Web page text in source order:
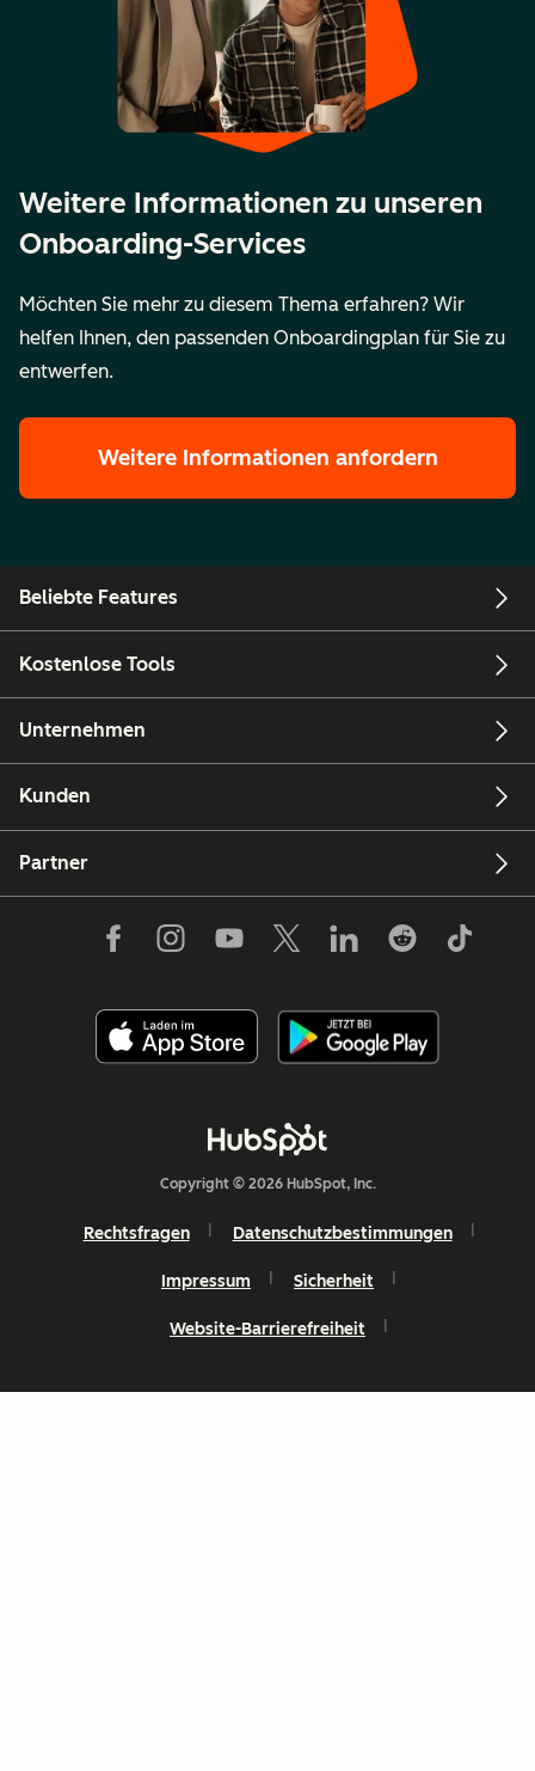
Weitere Informationen zu unseren
Onboarding-Services
Möchten Sie mehr zu diesem Thema erfahren? Wir
helfen Ihnen, den passenden Onboardingplan für Sie zu
entwerfen.
Weitere Informationen anfordern
Beliebte Features
Kostenlose Tools
Unternehmen
Kunden
Partner
Copyright © 2026 HubSpot, Inc.
Rechtsfragen Datenschutzbestimmungen
Impressum Sicherheit
Website-Barrierefreiheit